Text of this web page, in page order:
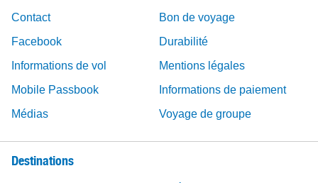
Contact
Bon de voyage
Facebook
Durabilité
Informations de vol
Mentions légales
Mobile Passbook
Informations de paiement
Médias
Voyage de groupe
Destinations